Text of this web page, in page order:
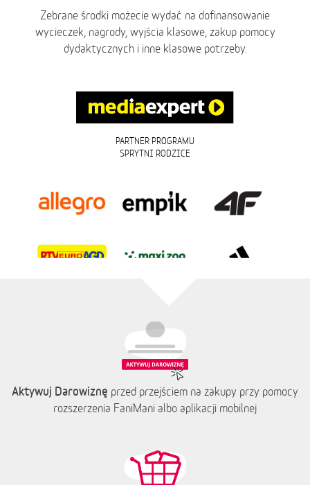
Zebrane środki możecie wydać na dofinansowanie
wycieczek, nagrody, wyjścia klasowe, zakup pomocy
dydaktycznych i inne klasowe potrzeby.
PARTNER PROGRAMU
SPRYTNI RODZICE
Aktywuj Darowiznę przed przejściem na zakupy przy pomocy
rozszerzenia FaniMani albo aplikacji mobilnej